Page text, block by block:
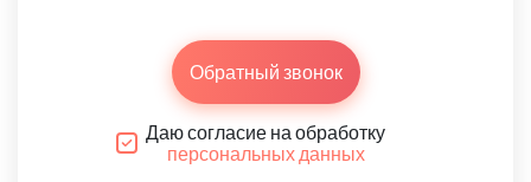
Обратный звонок
Даю согласие на обработку
персональных данных